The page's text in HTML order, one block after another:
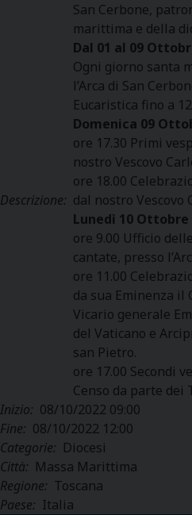
Descrizione:
San Cerbone,
marittima e della
Dal 01 al 09
Ogni giorno santa
l’Arca di San
Eucaristica fino a
Domenica 09
ore 17.30 Primi
nostro Vescovo
ore 18.00
dal nostro Vescovo
Lunedì 10 Ottobre
ore 9.00 Ufficio
cantate, presso
ore 11.00
da sua Eminenza il
Vicario generale
del Vaticano e
san Pietro.
ore 17.00 Secondi
Censo da parte
Inizio: 08/10/2022 09:00
Fine: 08/10/2022 12:00
Categorie: Diocesi
Città: Massa Marittima
Regione: Toscana
Paese: Italia